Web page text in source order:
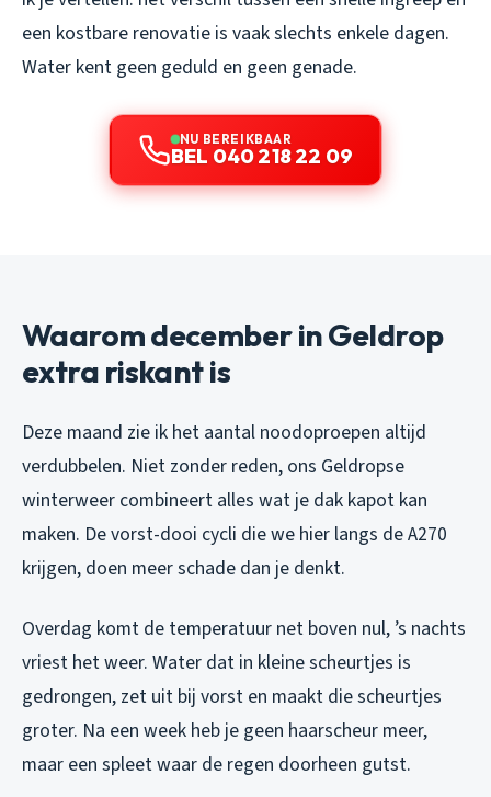
een kostbare renovatie is vaak slechts enkele dagen.
Water kent geen geduld en geen genade.
NU BEREIKBAAR
BEL 040 218 22 09
Waarom december in Geldrop
extra riskant is
Deze maand zie ik het aantal noodoproepen altijd
verdubbelen. Niet zonder reden, ons Geldropse
winterweer combineert alles wat je dak kapot kan
maken. De vorst-dooi cycli die we hier langs de A270
krijgen, doen meer schade dan je denkt.
Overdag komt de temperatuur net boven nul, ’s nachts
vriest het weer. Water dat in kleine scheurtjes is
gedrongen, zet uit bij vorst en maakt die scheurtjes
groter. Na een week heb je geen haarscheur meer,
maar een spleet waar de regen doorheen gutst.